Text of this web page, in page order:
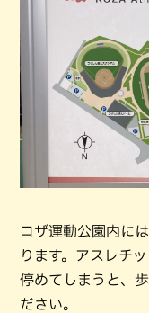
コザ運動公園内に
ります。アスレチ
停めてしまうと、
ださい。